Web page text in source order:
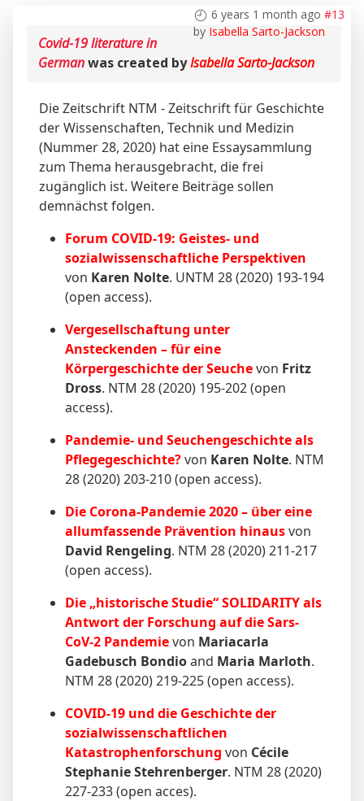
6 years 1 month ago #13
by Isabella Sarto-Jackson
Covid-19 literature in
Germanwas created byIsabella Sarto-Jackson
Die Zeitschrift NTM - Zeitschrift für Geschichte
der Wissenschaften, Technik und Medizin
(Nummer 28, 2020) hat eine Essaysammlung
zum Thema herausgebracht, die frei
zugänglich ist. Weitere Beiträge sollen
demnächst folgen.
Forum COVID-19: Geistes- und
sozialwissenschaftliche Perspektiven
von Karen Nolte. UNTM 28 (2020) 193-194
(open access).
Vergesellschaftung unter
Ansteckenden – für eine
Körpergeschichte der Seuchevon Fritz
Dross. NTM 28 (2020) 195-202 (open
access).
Pandemie- und Seuchengeschichte als
Pflegegeschichte?von Karen Nolte. NTM
28 (2020) 203-210 (open access).
Die Corona-Pandemie 2020 – über eine
allumfassende Prävention hinausvon
David Rengeling. NTM 28 (2020) 211-217
(open access).
Die „historische Studie“ SOLIDARITY als
Antwort der Forschung auf die Sars-
CoV-2 Pandemievon Mariacarla
Gadebusch Bondioand Maria Marloth.
NTM 28 (2020) 219-225 (open access).
COVID-19 und die Geschichte der
sozialwissenschaftlichen
Katastrophenforschung von Cécile
Stephanie Stehrenberger. NTM 28 (2020)
227-233 (open acces).